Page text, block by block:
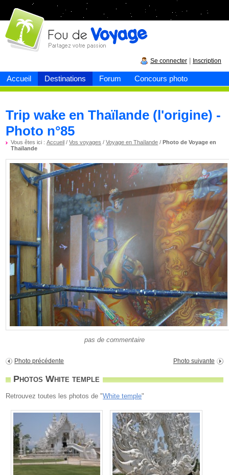
Accueil Destinations Forum Concours photo
Fou devoyage
Se connecter Inscription
Trip wake en Thaïlande (l'origine) -
Photo n°85
Vous êtes ici :Accueil /Vos voyages /Voyage en Thaïlande /Photo de Voyage en
Thaïlande
pas de commentaire
Photo précédente Photo suivante
Photos White temple
Retrouvez toutes les photos de "White temple"